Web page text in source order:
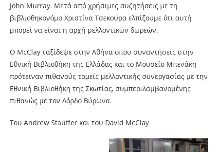
John Murray. Μετά από χρήσιμες συζητήσεις με τη
βιβλιοθηκονόμο Χριστίνα Τσεκούρα ελπίζουμε ότι αυτή
μπορεί να είναι η αρχή μελλοντικών δωρεών.
Ο McClay ταξίδεψε στην Αθήνα όπου συναντήσεις στην
Εθνική Βιβλιοθήκη της Ελλάδας και το Μουσείο Μπενάκη
πρότειναν πιθανούς τομείς μελλοντικής συνεργασίας με την
Εθνική Βιβλιοθήκη της Σκωτίας, συμπεριλαμβανομένης
πιθανώς με τον Λόρδο Βύρωνα.
Του Andrew Stauffer και του David McClay